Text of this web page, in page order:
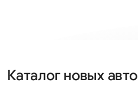
Каталог новых авто